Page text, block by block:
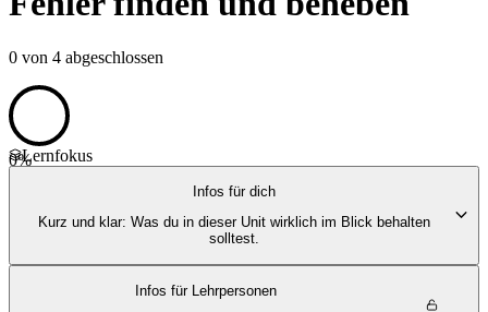
0 von 4 abgeschlossen
0%
Lernfokus
Infos für dich
Kurz und klar: Was du in dieser Unit wirklich im Blick behalten
solltest.
Infos für Lehrpersonen